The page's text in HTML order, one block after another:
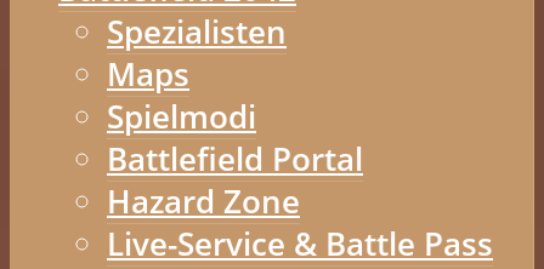
Spezialisten
Maps
Spielmodi
Battlefield Portal
Hazard Zone
Live-Service & Battle Pass